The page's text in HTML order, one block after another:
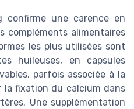
confirme une carence en
compléments alimentaires
les plus utilisées sont
huileuses, en capsules
parfois associée à la
la fixation du calcium dans
Une supplémentation